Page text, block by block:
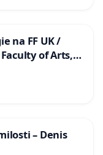
na FF UK /
of Arts,
– Denis